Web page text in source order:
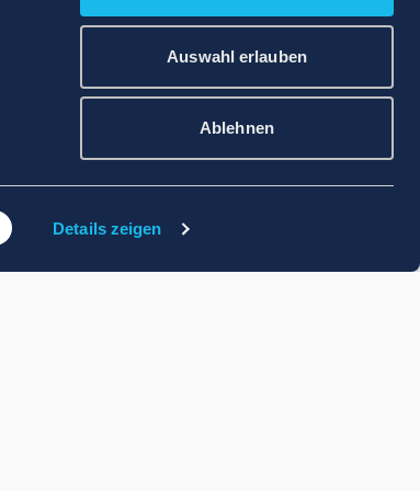
Details zeigen
Auswahl erlauben
Ablehnen